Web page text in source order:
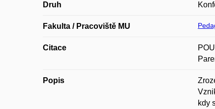
Druh
Fakulta / Pracoviště MU
Citace
Popis
kdy